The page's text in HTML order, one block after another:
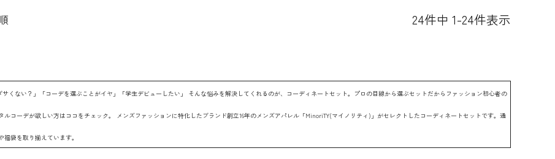
24件中 1-24件表示
くない？」「コーデを選ぶことがイヤ」「学生デビューしたい」 そんな悩みを解決してくれるのが、コーディネートセット。プロの目線から選ぶセットだからファッション初心者の
コーデが欲しい方はココをチェック。 メンズファッションに特化したブランド創立16年のメンズアパレル「MinoriTY(マイノリティ)」がセレクトしたコーディネートセットです。通
袋を取り揃えています。